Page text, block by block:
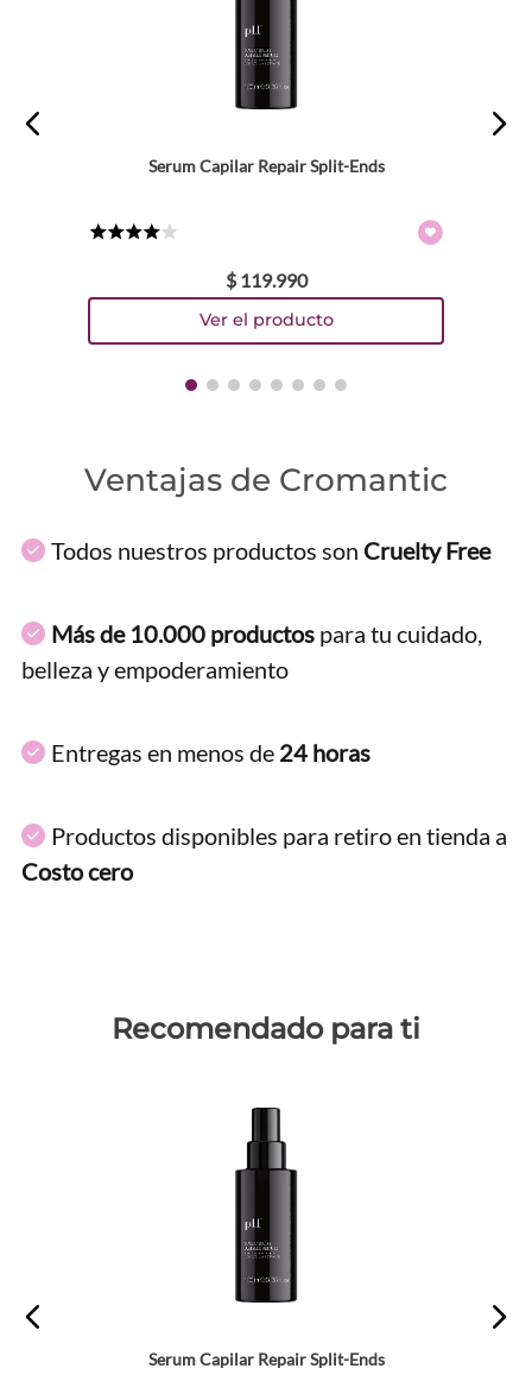
Serum Capilar Repair Split-Ends
$ 119.990
Ventajas de Cromantic
Todos nuestros productos son Cruelty Free
Más de 10.000 productos para tu cuidado,
belleza y empoderamiento
Entregas en menos de 24 horas
Productos disponibles para retiro en tienda a
Costo cero
Recomendado para ti
Serum Capilar Repair Split-Ends